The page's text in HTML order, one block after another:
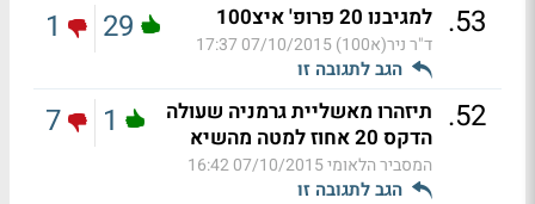
53
. למגיבנו 20 פרופ' איצ100
ד"ר ניר(א100) 07/10/2015 17:37
הגב לתגובה זו
29
1
52
. תיזהרו מאשליית גרמניה שעולה
הדקס 20 אחוז למטה מהשיא
המסביר הלאומי07/10/2015 16:42
הגב לתגובה זו
1
7